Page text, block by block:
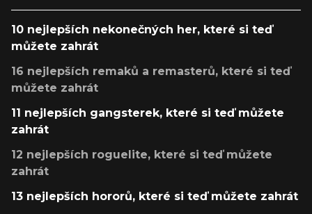
10 nejlepších nekonečných her, které si teď
můžete zahrát
16 nejlepších remaků a remasterů, které si teď
můžete zahrát
11 nejlepších gangsterek, které si teď můžete
zahrát
12 nejlepších roguelite, které si teď můžete
zahrát
13 nejlepších hororů, které si teď můžete zahrát